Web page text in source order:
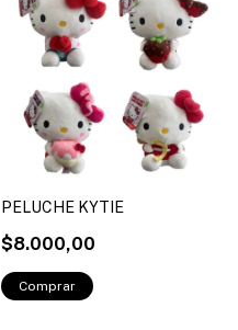
PELUCHE KYTIE
$8.000,00